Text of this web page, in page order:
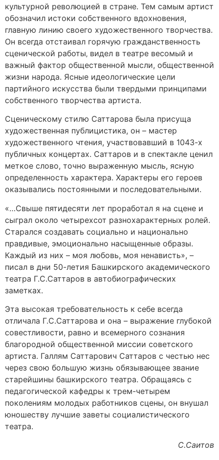
культурной революцией в стране. Тем самым артист
обозначил истоки собственного вдохновения,
главную линию своего художественного творчества.
Он всегда отстаивал горячую гражданственность
сценической работы‚ видел в театре весомый и
важный фактор общественной мысли, общественной
жизни народа. Ясные идеологические цели
партийного искусства были твердыми принципами
собственного творчества артиста.
Сценическому стилю Саттарова была присуща
художественная публицистика, он – мастер
художественного чтения, участвовавший в 1043-х
публичных концертах. Саттаров и в спектакле ценил
меткое слово, точно выраженную мысль, ясную
определенность характера. Характеры его героев
оказывались постоянными и последовательными.
«…Свыше пятидесяти лет проработал я на сцене и
сыграл около четырехсот разнохарактерных ролей.
Старался создавать социально и национально
правдивые, эмоционально насыщенные образы.
Каждый из них – моя любовь, моя ненависть», –
писал в дни 50-летия Башкирского академического
театра Г.С.Саттаров в автобиографических
заметках.
Эта высокая требовательность к себе всегда
отличала Г.С.Саттарова и она – выражение глубокой
совестливости, равно и всемерного сознания
благородной общественной миссии советского
артиста. Галлям Саттарович Саттаров с честью нес
через свою большую жизнь обязывающее звание
старейшины башкирского театра. Обращаясь с
педагогической кафедры к трем-четырем
поколениям молодых работников сцены, он внушал
юношеству лучшие заветы социалистического
театра.
С.Саитов